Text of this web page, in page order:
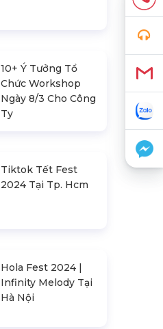
10+ Ý Tưởng Tổ
Chức Workshop
Ngày 8/3 Cho Công
Ty
Tiktok Tết Fest
2024 Tại Tp. Hcm
Hola Fest 2024 |
Infinity Melody Tại
Hà Nội